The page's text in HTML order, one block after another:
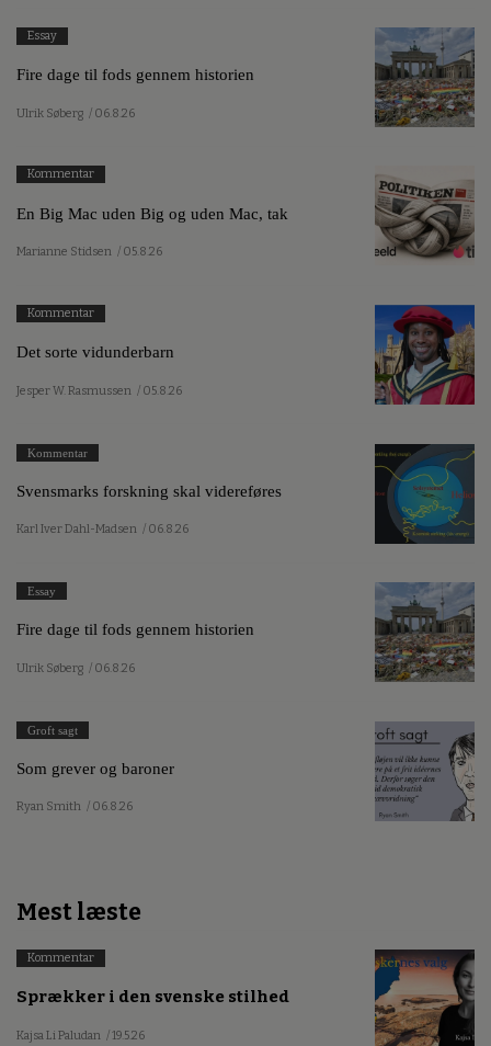
Essay
Fire dage til fods gennem historien
Ulrik Søberg / 06.8.26
Kommentar
En Big Mac uden Big og uden Mac, tak
Marianne Stidsen / 05.8.26
Kommentar
Det sorte vidunderbarn
Jesper W. Rasmussen / 05.8.26
Kommentar
Svensmarks forskning skal videreføres
Karl Iver Dahl-Madsen / 06.8.26
Essay
Fire dage til fods gennem historien
Ulrik Søberg / 06.8.26
Groft sagt
Som grever og baroner
Ryan Smith / 06.8.26
Mest læste
Kommentar
Sprækker i den svenske stilhed
Kajsa Li Paludan / 19.5.26